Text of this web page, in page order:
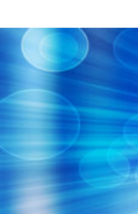
to
content